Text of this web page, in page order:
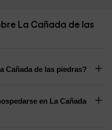
La Cañada de las
Cañada de las piedras?
en La Cañada